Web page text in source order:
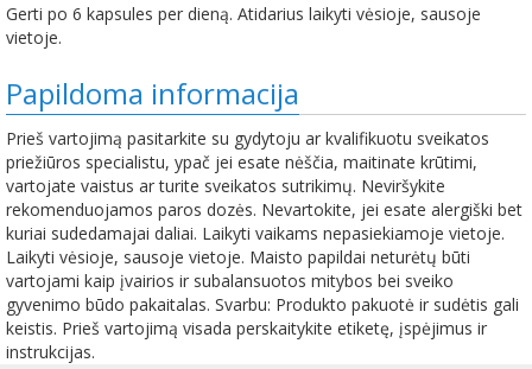
Gerti po 6 kapsules per dieną. Atidarius laikyti vėsioje, sausoje
vietoje.
Papildoma informacija
Prieš vartojimą pasitarkite su gydytoju ar kvalifikuotu sveikatos
priežiūros specialistu, ypač jei esate nėščia, maitinate krūtimi,
vartojate vaistus ar turite sveikatos sutrikimų. Neviršykite
rekomenduojamos paros dozės. Nevartokite, jei esate alergiški bet
kuriai sudedamajai daliai. Laikyti vaikams nepasiekiamoje vietoje.
Laikyti vėsioje, sausoje vietoje. Maisto papildai neturėtų būti
vartojami kaip įvairios ir subalansuotos mitybos bei sveiko
gyvenimo būdo pakaitalas. Svarbu: Produkto pakuotė ir sudėtis gali
keistis. Prieš vartojimą visada perskaitykite etiketę, įspėjimus ir
instrukcijas.